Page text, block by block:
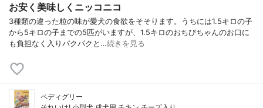
お安く美味しくニッコニコ
3種類の違った粒の味が愛犬の食欲をそそります。うちには1.5キロの子
から5キロの子までの5匹がいますが、1.5キロのおちびちゃんのお口に
も負担なく入りパクパクと…続きを見る
ペディグリー